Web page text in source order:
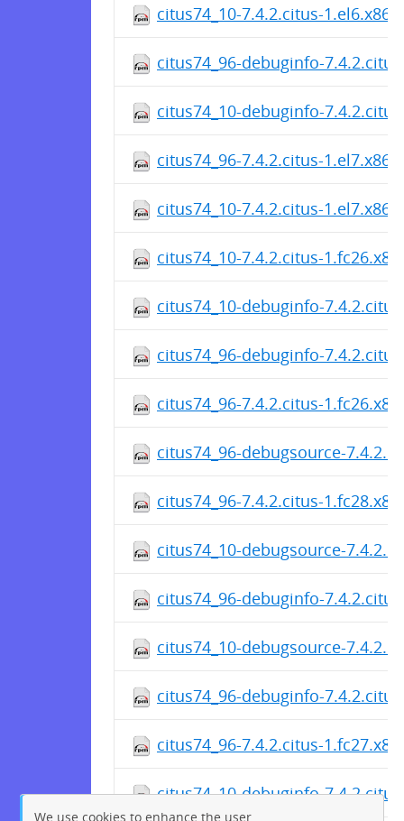
citus74_10-7.4.2.citus-
citus74_96-debuginfo-
citus74_10-debuginfo-
citus74_96-7.4.2.citus-
citus74_10-7.4.2.citus-
citus74_10-7.4.2.citus-
citus74_10-debuginfo-
citus74_96-debuginfo-
citus74_96-7.4.2.citus-
citus74_96-debugsource-
citus74_96-7.4.2.citus-
citus74_10-debugsource-
citus74_96-debuginfo-
citus74_10-debugsource-
citus74_96-debuginfo-
citus74_96-7.4.2.citus-
citus74_10-debuginfo-
We use cookies to enhance the user